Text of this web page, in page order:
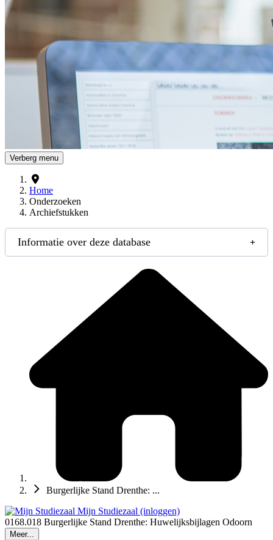
Verberg menu
Home
Onderzoeken
Archiefstukken
Informatie over deze database
Burgerlijke Stand Drenthe: ...
Mijn Studiezaal (inloggen)
0168.018 Burgerlijke Stand Drenthe: Huwelijksbijlagen Odoorn
Meer...